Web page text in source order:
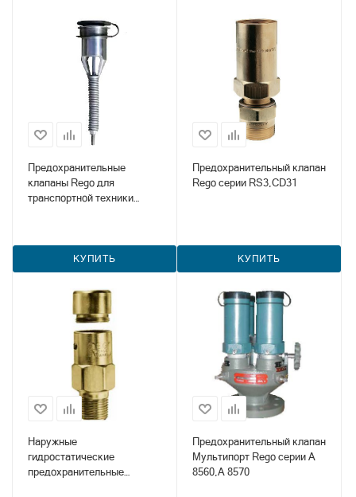
Предохранительные
клапаны Rego для
транспортной техники
КУПИТЬ
Предохранительный клапан
Rego серии RS3,CD31
КУПИТЬ
Наружные
гидростатические
предохранительные
Предохранительный клапан
Мультипорт Rego серии А
8560,А 8570